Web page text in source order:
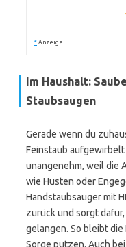
* Anzeige
Im Haushalt:
Staubsaugen
Gerade wenn du
Feinstaub
unangenehm, weil die
wie Husten oder
Handstaubsauger mit
zurück und sorgt
gelangen. So bleibt
Sorge putzen. Auch